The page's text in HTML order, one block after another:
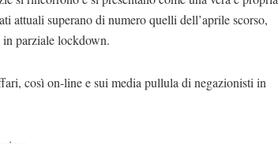
attuali superano di numero quelli dell’aprile scorso,
parziale lockdown.
così on-line e sui media pullula di negazionisti in